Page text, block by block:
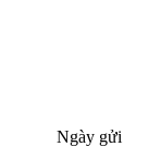
Ngày gửi